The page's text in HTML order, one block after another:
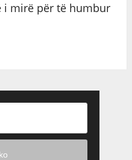
i mirë për të humbur